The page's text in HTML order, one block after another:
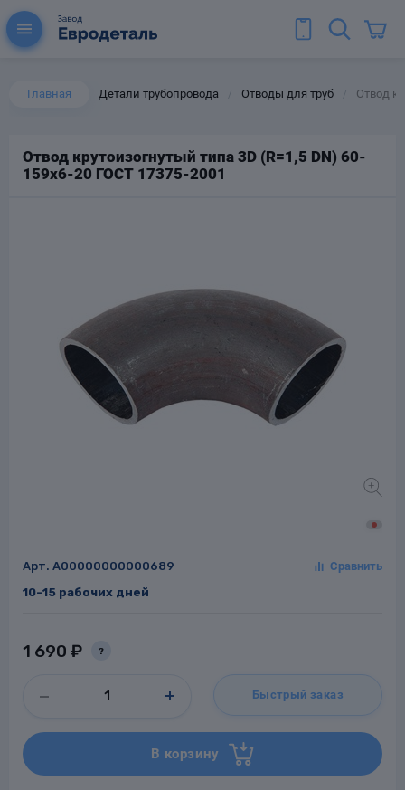
Главная Детали трубопровода Отводы для труб Отвод
Отвод крутоизогнутый типа 3D (R=1,5 DN) 60-
159х6-20 ГОСТ 17375-2001
Арт. A00000000000689
10-15 рабочих дней
1 690 ₽ ?
Быстрый заказ
В корзину
для труб
стальные